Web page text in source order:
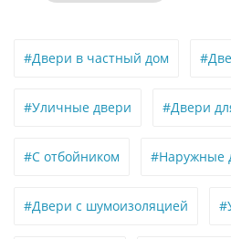
#Двери в частный дом
#Уличные двери #Двери
#С отбойником #Наружные
#Двери с шумоизоляцией